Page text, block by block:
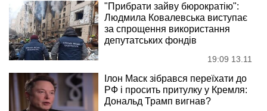
"Прибрати зайву бюрократію":
Людмила Ковалевська виступає
за спрощення використання
депутатських фондів
19:09 13.11
Ілон Маск зібрався переїхати до
РФ і просить притулку у Кремля:
Дональд Трамп вигнав?